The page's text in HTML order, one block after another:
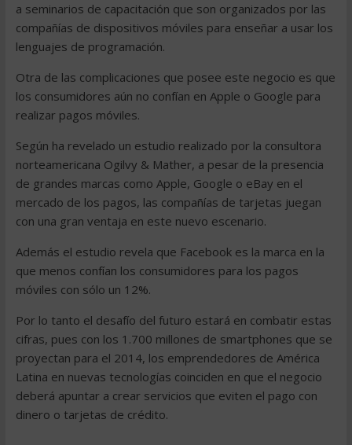
a seminarios de capacitación que son organizados por las
compañías de dispositivos móviles para enseñar a usar los
lenguajes de programación.
Otra de las complicaciones que posee este negocio es que
los consumidores aún no confían en Apple o Google para
realizar pagos móviles.
Según ha revelado un estudio realizado por la consultora
norteamericana Ogilvy & Mather, a pesar de la presencia
de grandes marcas como Apple, Google o eBay en el
mercado de los pagos, las compañías de tarjetas juegan
con una gran ventaja en este nuevo escenario.
Además el estudio revela que Facebook es la marca en la
que menos confían los consumidores para los pagos
móviles con sólo un 12%.
Por lo tanto el desafío del futuro estará en combatir estas
cifras, pues con los 1.700 millones de smartphones que se
proyectan para el 2014, los emprendedores de América
Latina en nuevas tecnologías coinciden en que el negocio
deberá apuntar a crear servicios que eviten el pago con
dinero o tarjetas de crédito.